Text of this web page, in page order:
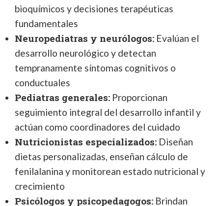
bioquímicos y decisiones terapéuticas
fundamentales
Neuropediatras y neurólogos: Evalúan el
desarrollo neurológico y detectan
tempranamente síntomas cognitivos o
conductuales
Pediatras generales: Proporcionan
seguimiento integral del desarrollo infantil y
actúan como coordinadores del cuidado
Nutricionistas especializados: Diseñan
dietas personalizadas, enseñan cálculo de
fenilalanina y monitorean estado nutricional y
crecimiento
Psicólogos y psicopedagogos: Brindan